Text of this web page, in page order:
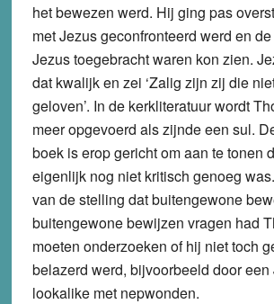
het bewezen werd. Hij ging pas
met Jezus geconfronteerd werd en
Jezus toegebracht waren kon zien.
dat kwalijk en zei ‘Zalig zijn zij die
geloven’. In de kerkliteratuur wordt
meer opgevoerd als zijnde een sul.
boek is erop gericht om aan te tonen
eigenlijk nog niet kritisch genoeg
van de stelling dat buitengewone
buitengewone bewijzen vragen had
moeten onderzoeken of hij niet toch
belazerd werd, bijvoorbeeld door een
lookalike met nepwonden.